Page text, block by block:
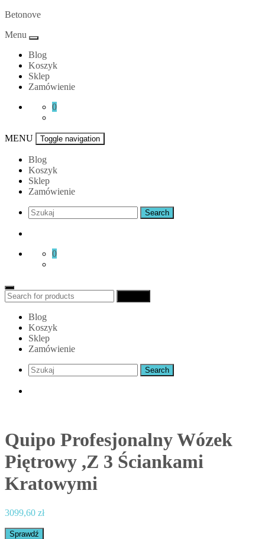
Skip
content
Betonove
Menu
Blog
Koszyk
Sklep
Zamówienie
0
MENU Toggle navigation
Blog
Koszyk
Sklep
Zamówienie
0
Search
for:
Blog
Koszyk
Sklep
Zamówienie
Quipo Profesjonalny Wózek
Piętrowy ,Z 3 Ściankami
Kratowymi
3099,60 zł
Sprawdź